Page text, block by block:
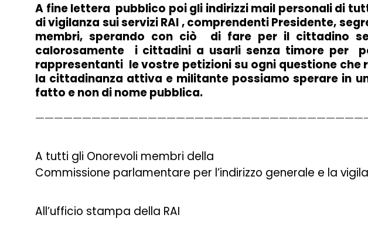
A fine lettera pubblico poi gli indirizzi mail personali di
di vigilanza sui servizi RAI , comprendenti Presidente,
membri, sperando con ciò di fare per il cittadino
calorosamente i cittadini a usarli senza timore per
rappresentanti le vostre petizioni su ogni questione che
la cittadinanza attiva e militante possiamo sperare in
fatto e non di nome pubblica.
A tutti gli Onorevoli membri della
Commissione parlamentare per l’indirizzo generale e la
All’ufficio stampa della RAI